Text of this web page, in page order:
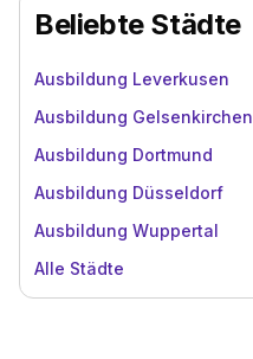
Beliebte Städte
Ausbildung Leverkusen
Ausbildung Gelsenkirchen
Ausbildung Dortmund
Ausbildung Düsseldorf
Ausbildung Wuppertal
Alle Städte